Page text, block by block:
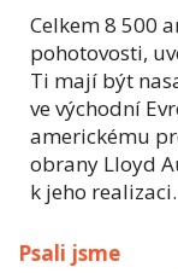
Celkem 8 500
pohotovosti,
Ti mají být
ve východní
americkému
obrany Lloyd
k jeho realizaci.
Psali jsme